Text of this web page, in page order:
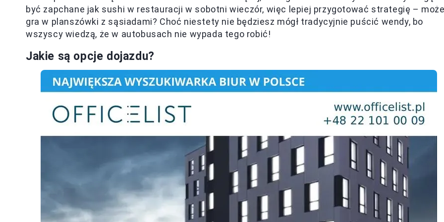
być zapchane jak sushi w restauracji w sobotni wieczór, więc lepiej przygotować strategię –
gra w planszówki z sąsiadami? Choć niestety nie będziesz mógł tradycyjnie puścić wendy, bo
wszyscy wiedzą, że w autobusach nie wypada tego robić!
Jakie są opcje dojazdu?